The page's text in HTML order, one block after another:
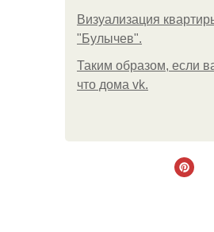
Визуализация
"Булычев".
Таким образом, если
что дома vk.